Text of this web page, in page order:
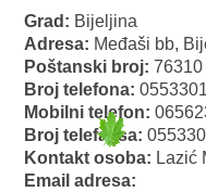
Grad: Bijeljina
Adresa: Međaši bb,
Poštanski broj:76310
Broj telefona:
Mobilni telefon:
Broj telefaksa:
Kontakt osoba: Lazić
Email adresa: